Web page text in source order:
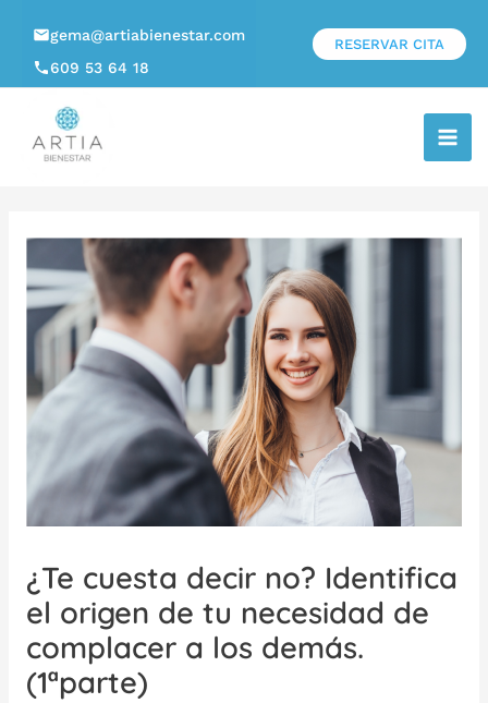
gema@artiabienestar.com
609 53 64 18
RESERVAR CITA
¿Te cuesta decir no? Identifica
el origen de tu necesidad de
complacer a los demás.
(1ªparte)